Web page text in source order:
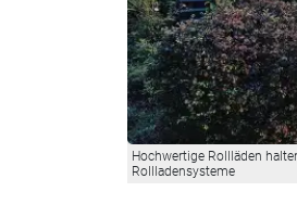
Hochwertige Rollläden
Rollladensysteme